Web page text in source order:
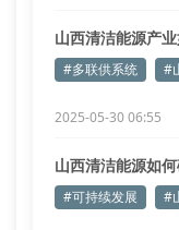
山西清洁能源产
路径
#多联供系统 #
2025-05-30 06:55
山西清洁能源如
#可持续发展 #